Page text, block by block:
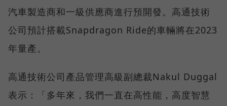
汽車製造商和一級供應商進行預開發。高通技術
公司預計搭載Snapdragon Ride的車輛將在2023
年量產。
高通技術公司產品管理高級副總裁Nakul Duggal
表示：「多年來，我們一直在高性能，高度智慧